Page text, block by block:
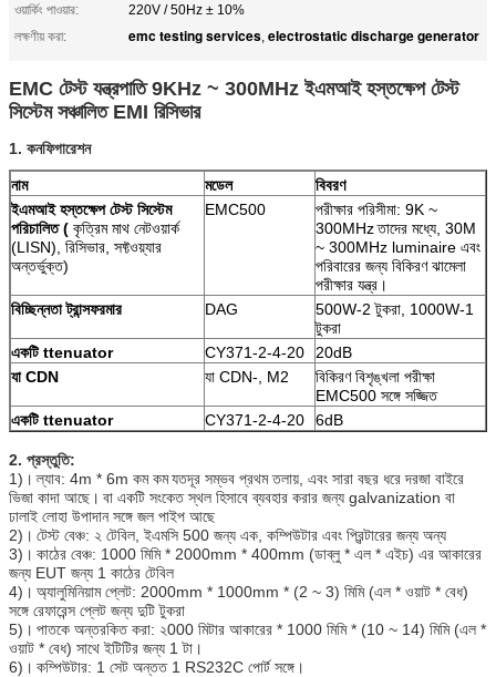
ওয়ার্কিং পাওয়ার:
220V / 50Hz ± 10%
লক্ষণীয় করা:
emc testing services, electrostatic discharge generator
EMC টেস্ট যন্ত্রপাতি 9KHz ~ 300MHz ইএমআই হস্তক্ষেপ টেস্ট
সিস্টেম সঞ্চালিত EMI রিসিভার
1. কনফিগারেশন
নাম মডেল
বিবরণ
ইএমআই হস্তক্ষেপ টেস্ট সিস্টেম
পরিচালিত ( কৃত্রিম মাথ নেটওয়ার্ক
(LISN), রিসিভার, সফ্টওয়্যার
অন্তর্ভুক্ত)
EMC500
পরীক্ষার পরিসীমা: 9K ~
300MHzতাদের মধ্যে, 30M
~ 300MHz luminaire এবং
পরিবারের জন্য বিকিরণ ঝামেলা
পরীক্ষার যন্ত্র।
বিচ্ছিন্নতা ট্রান্সফরমার
DAG
500W-2 টুকরা, 1000W-1
টুকরা
একটি ttenuator CY371-2-4-20
20dB
যা CDN
যা CDN-, M2
বিকিরণ বিশৃঙ্খলা পরীক্ষা
EMC500 সঙ্গে সজ্জিত
একটি ttenuator CY371-2-4-20 6dB
2. প্রস্তুতি:
1)। ল্যাব: 4m * 6m কম কমযতদূর সম্ভব প্রথম তলায়, এবং সারা বছর ধরে দরজা বাইরে
ভিজা কাদা আছে। বা একটি সংকেত স্থল হিসাবে ব্যবহার করার জন্য galvanization বা
ঢালাই লোহা উপাদান সঙ্গে জল পাইপ আছে
2)। টেস্ট বেঞ্চ: ২ টেবিল, ইএমসি 500 জন্য এক, কম্পিউটার এবং প্রিন্টারের জন্য অন্য
3)। কাঠের বেঞ্চ: 1000 মিমি * 2000mm * 400mm (ডাব্লু * এল * এইচ) এর আকারের
জন্য EUT জন্য 1 কাঠের টেবিল
4)। অ্যালুমিনিয়াম প্লেট: 2000mm * 1000mm * (2 ~ 3) মিমি (এল * ওয়াট * বেধ)
সঙ্গে রেফারেন্স প্লেট জন্য দুটি টুকরা
5)। পাতকে অন্তরকিত করা: ২000 মিটার আকারের * 1000 মিমি * (10 ~ 14) মিমি (এল *
ওয়াট * বেধ) সাথে ইটিটির জন্য 1 টা।
6)। কম্পিউটার: 1 সেট অন্তত 1 RS232C পোর্ট সঙ্গে।